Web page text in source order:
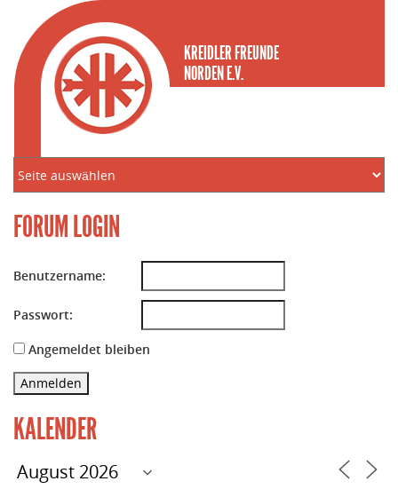
KREIDLER FREUNDE
NORDEN E.V.
FORUM LOGIN
Benutzername:
Passwort:
Angemeldet bleiben
Anmelden
KALENDER